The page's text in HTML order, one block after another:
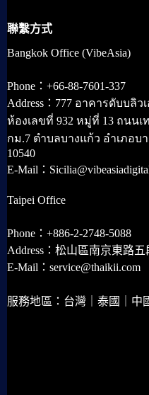
聯繫方式
Bangkok Office (VibeAsia)
Phone：+66-88-7601-337
Address：777 อาคารดับบลิว
ห้องเลขที่ 932 หมู่ที่ 13 ถนน
กม.7 ตำบลบางแก้ว อำเภอบ
10540
E-Mail：
Taipei Office
Phone：+886-2-2748-5088
Address：松山區南京東路五
E-Mail：service@thaikii.com
服務地區：台灣｜泰國｜中